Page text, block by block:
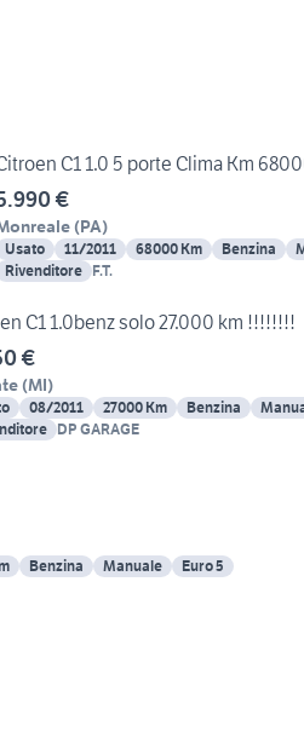
C1 1.0 5 porte Clima Km
€
(PA)
Usato 11/2011 68000 Km Benzina
Rivenditore F.T.
C1 1.0benz solo 27.000 km !!!!!!!!
€
(MI)
08/2011 27000 Km Benzina
DP GARAGE
Benzina Manuale Euro 5